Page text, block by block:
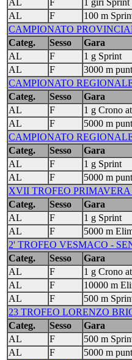
AL
F 1 giri Sprint
AL
F 100 m
CAMPIONATO
Categ.
Sesso Gara
AL
F 1 g Sprint
AL
F 3000 m
CAMPIONATO
Categ.
Sesso Gara
AL
F 1 g Crono
AL
F 5000 m
CAMPIONATO
Categ.
Sesso Gara
AL
F 1 g Sprint
AL
F 5000 m
XVII TROFEO
Categ.
Sesso Gara
AL
F 1 g Sprint
AL
F 5000 m
2' TROFEO VESMACO -
Categ.
Sesso Gara
AL
F 1 g Crono
AL
F 10000 m
AL
F 500 m
23 TROFEO LORENZO
Categ.
Sesso Gara
AL
F 500 m
AL
F 5000 m